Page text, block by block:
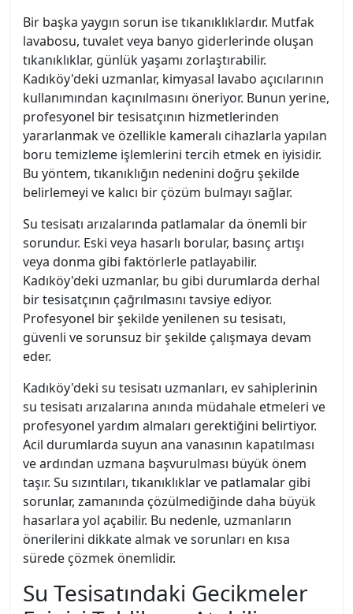
Bir başka yaygın sorun ise tıkanıklıklardır. Mutfak
lavabosu, tuvalet veya banyo giderlerinde oluşan
tıkanıklıklar, günlük yaşamı zorlaştırabilir.
Kadıköy'deki uzmanlar, kimyasal lavabo açıcılarının
kullanımından kaçınılmasını öneriyor. Bunun yerine,
profesyonel bir tesisatçının hizmetlerinden
yararlanmak ve özellikle kameralı cihazlarla yapılan
boru temizleme işlemlerini tercih etmek en iyisidir.
Bu yöntem, tıkanıklığın nedenini doğru şekilde
belirlemeyi ve kalıcı bir çözüm bulmayı sağlar.
Su tesisatı arızalarında patlamalar da önemli bir
sorundur. Eski veya hasarlı borular, basınç artışı
veya donma gibi faktörlerle patlayabilir.
Kadıköy'deki uzmanlar, bu gibi durumlarda derhal
bir tesisatçının çağrılmasını tavsiye ediyor.
Profesyonel bir şekilde yenilenen su tesisatı,
güvenli ve sorunsuz bir şekilde çalışmaya devam
eder.
Kadıköy'deki su tesisatı uzmanları, ev sahiplerinin
su tesisatı arızalarına anında müdahale etmeleri ve
profesyonel yardım almaları gerektiğini belirtiyor.
Acil durumlarda suyun ana vanasının kapatılması
ve ardından uzmana başvurulması büyük önem
taşır. Su sızıntıları, tıkanıklıklar ve patlamalar gibi
sorunlar, zamanında çözülmediğinde daha büyük
hasarlara yol açabilir. Bu nedenle, uzmanların
önerilerini dikkate almak ve sorunları en kısa
sürede çözmek önemlidir.
Su Tesisatındaki Gecikmeler